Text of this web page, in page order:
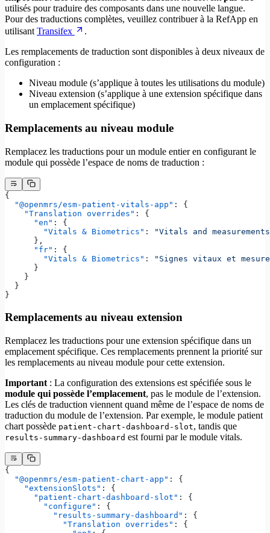
utilisés pour traduire des composants dans une nouvelle langue.
Pour des traductions complètes, veuillez contribuer à la RefApp en
utilisantTransifex
.
Les remplacements de traduction sont disponibles à deux niveaux de
configuration :
Niveau module (s’applique à toutes les utilisations du module)
Niveau extension (s’applique à une extension spécifique dans
un emplacement spécifique)
Remplacements au niveau module
Remplacez les traductions pour un module entier en configurant le
module qui possède l’espace de noms de traduction :
{
  "@openmrs/esm-patient-vitals-app"
: {
    "Translation overrides"
: {
      "en"
: {
        "Vitals & Biometrics"
:
"Vitals and
      },
      "fr"
: {
        "Vitals & Biometrics"
:
"Signes vitaux et
      }
    }
  }
}
Remplacements au niveau extension
Remplacez les traductions pour une extension spécifique dans un
emplacement spécifique. Ces remplacements prennent la priorité sur
les remplacements au niveau module pour cette extension.
Important : La configuration des extensions est spécifiée sous le
module qui possède l’emplacement, pas le module de l’extension.
Les clés de traduction viennent quand même de l’espace de noms de
traduction du module de l’extension. Par exemple, le module patient
chart possède patient-chart-dashboard-slot, tandis que
results-summary-dashboard est fourni par le module vitals.
{
  "@openmrs/esm-patient-chart-app"
: {
    "extensionSlots"
: {
      "patient-chart-dashboard-slot"
: {
        "configure"
: {
          "results-summary-dashboard"
: {
            "Translation overrides"
: {